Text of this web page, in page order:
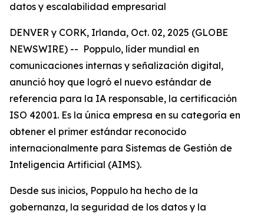
datos y escalabilidad empresarial
DENVER y CORK, Irlanda, Oct. 02, 2025 (GLOBE
NEWSWIRE) -- Poppulo, líder mundial en
comunicaciones internas y señalización digital,
anunció hoy que logró el nuevo estándar de
referencia para la IA responsable, la certificación
ISO 42001. Es la única empresa en su categoría en
obtener el primer estándar reconocido
internacionalmente para Sistemas de Gestión de
Inteligencia Artificial (AIMS).
Desde sus inicios, Poppulo ha hecho de la
gobernanza, la seguridad de los datos y la